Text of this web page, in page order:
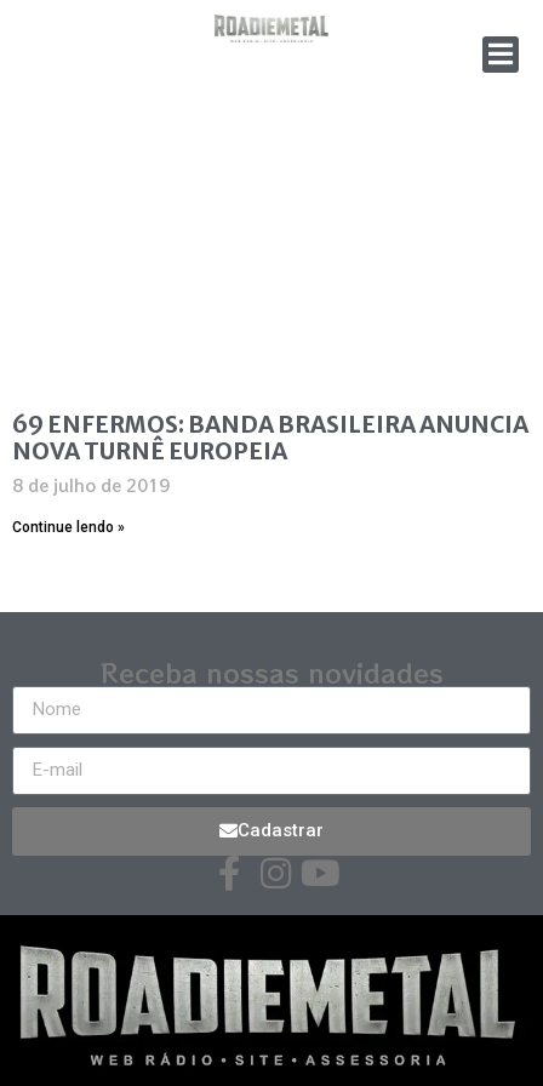
69 ENFERMOS: BANDA BRASILEIRA ANUNCIA
NOVA TURNÊ EUROPEIA
8 de julho de 2019
Continue lendo »
Receba nossas novidades
Cadastrar